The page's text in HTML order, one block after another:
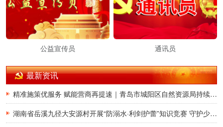
公益宣传员 通讯员
最新资讯
精准施策优服务 赋能营商再提速｜青岛市城阳区自然资源局持续升级不动产登记涉企服务 跑出改革加速度
湖南省岳溪九径大安源村开展“防溺水·利剑护蕾”知识竞赛 守护少年儿童平安暑假